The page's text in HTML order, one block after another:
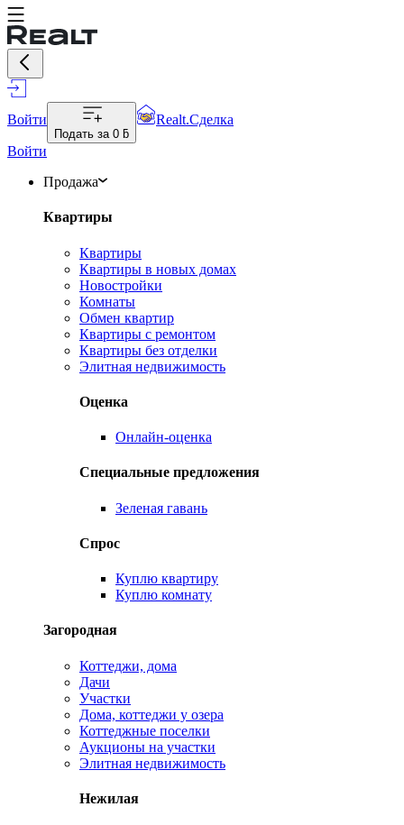
Войти
Подать за 0 ƃ
Realt.Сделка
Войти
Продажа
Квартиры
Квартиры
Квартиры в новых домах
Новостройки
Комнаты
Обмен квартир
Квартиры с ремонтом
Квартиры без отделки
Элитная недвижимость
Оценка
Онлайн-оценка
Специальные предложения
Зеленая гавань
Спрос
Куплю квартиру
Куплю комнату
Загородная
Коттеджи, дома
Дачи
Участки
Дома, коттеджи у озера
Коттеджные поселки
Аукционы на участки
Элитная недвижимость
Нежилая